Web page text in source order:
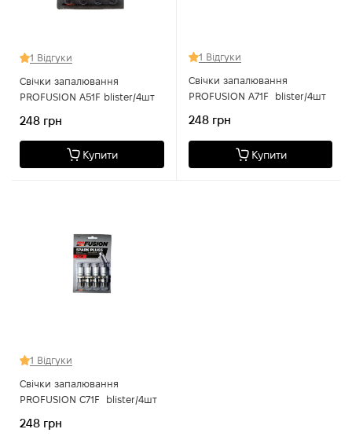
1 Відгуки
Свічки запалювання
PROFUSION A51F blister/4шт
248 грн
Купити
1 Відгуки
Свічки запалювання
PROFUSION A71F blister/4шт
248 грн
Купити
1 Відгуки
Свічки запалювання
PROFUSION C71F blister/4шт
248 грн